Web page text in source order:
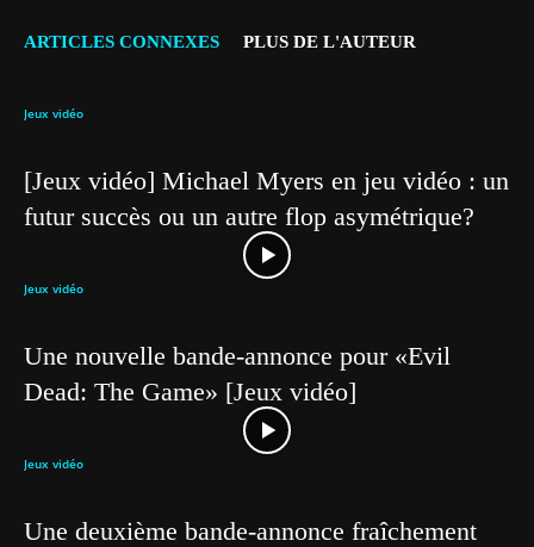
ARTICLES CONNEXES PLUS DE L'AUTEUR
Jeux vidéo
[Jeux vidéo] Michael Myers en jeu vidéo : un
futur succès ou un autre flop asymétrique?
Jeux vidéo
Une nouvelle bande-annonce pour «Evil
Dead: The Game» [Jeux vidéo]
Jeux vidéo
Une deuxième bande-annonce fraîchement